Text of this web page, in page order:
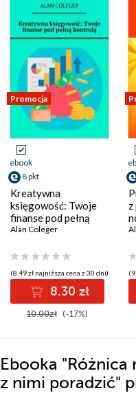
Promocja
ebook
8 pkt
Kreatywna
księgowość: Twoje
finanse pod pełną
kontrolą
Alan Coleger
(8,49 zł najniższa cena z 30 dni)
8.30 zł
10.00zł (-17%)
z
Ebooka "Różnica
z nimi poradzić"